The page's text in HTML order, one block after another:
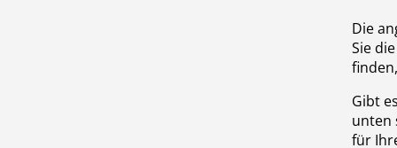
Die
Sie
Gibt
unten
für